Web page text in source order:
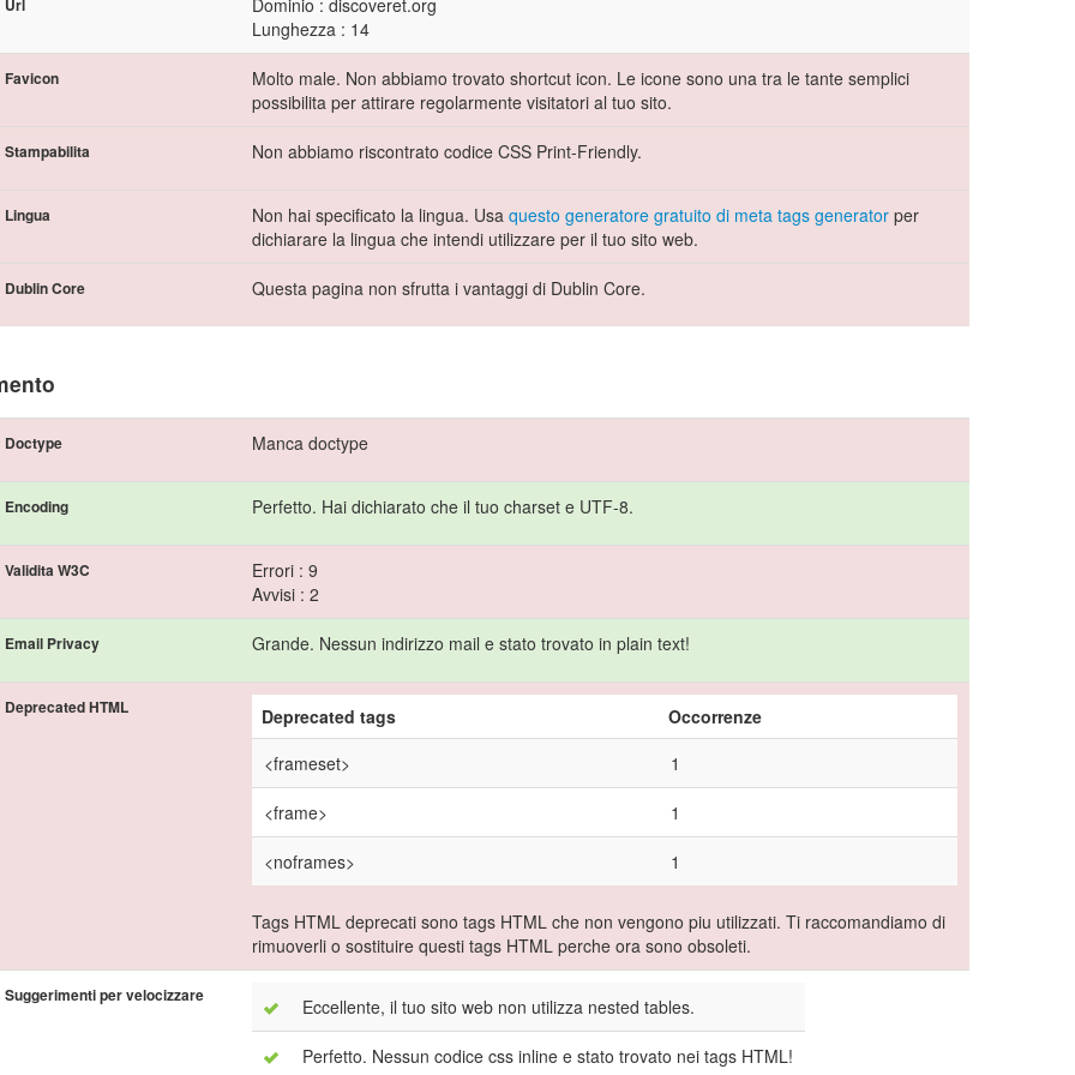
Url
Dominio : discoveret.org
Lunghezza : 14
Favicon
Molto male. Non abbiamo trovato shortcut icon. Le icone sono una tra le tante semplici
possibilita per attirare regolarmente visitatori al tuo sito.
Stampabilita Non abbiamo riscontrato codice CSS Print-Friendly.
Lingua Non hai specificato la lingua. Usa questo generatore gratuito di meta tags generator per
dichiarare la lingua che intendi utilizzare per il tuo sito web.
Dublin Core Questa pagina non sfrutta i vantaggi di Dublin Core.
Doctype Manca doctype
Encoding Perfetto. Hai dichiarato che il tuo charset e UTF-8.
Validita W3C
Errori : 9
Avvisi : 2
Email Privacy Grande. Nessun indirizzo mail e stato trovato in plain text!
Deprecated HTML Deprecated tags
Occorrenze
<frameset>
1
<frame> 1
<noframes> 1
Tags HTML deprecati sono tags HTML che non vengono piu utilizzati. Ti raccomandiamo di
rimuoverli o sostituire questi tags HTML perche ora sono obsoleti.
Suggerimenti per velocizzare Eccellente, il tuo sito web non utilizza nested tables.
Perfetto. Nessun codice css inline e stato trovato nei tags HTML!